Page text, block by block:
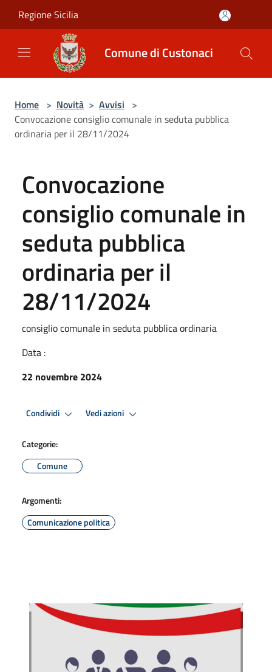
Regione Sicilia
Comune di Custonaci
Home > Novità > Avvisi >
Convocazione consiglio comunale in seduta pubblica
ordinaria per il 28/11/2024
Convocazione
consiglio comunale in
seduta pubblica
ordinaria per il
28/11/2024
consiglio comunale in seduta pubblica ordinaria
Data :
22 novembre 2024
Condividi Vedi azioni
Categorie:
Comune
Argomenti:
Comunicazione politica